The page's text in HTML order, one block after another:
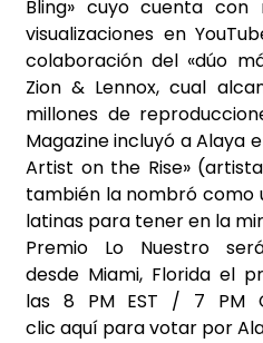
Bling» cuyo cuenta con
visualizaciones en
colaboración del «dúo
Zion & Lennox, cual
millones de
Magazine incluyó a Alaya
Artist on the Rise»
también la nombró como
latinas para tener en la
Premio Lo Nuestro
desde Miami, Florida el
las 8 PM EST / 7 PM
clic aquí para votar por